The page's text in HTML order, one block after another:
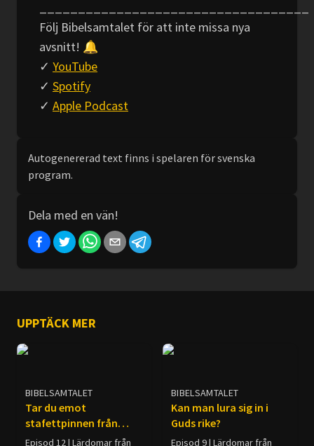
Följ Bibelsamtalet för att inte missa nya
avsnitt! 🔔
✓ YouTube
✓ Spotify
✓ Apple Podcast
Autogenererad text finns i spelaren för svenska
program.
Dela med en vän!
UPPTÄCK MER
BIBELSAMTALET
Tar du emot
stafettpinnen från
Josua?
Episod 12 | Lärdomar från
BIBELSAMTALET
Kan man lura sig in i
Guds rike?
Episod 9 | Lärdomar från